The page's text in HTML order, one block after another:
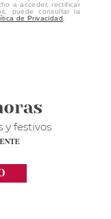
a acceder, rectificar
puede consultar la
de Privacidad.